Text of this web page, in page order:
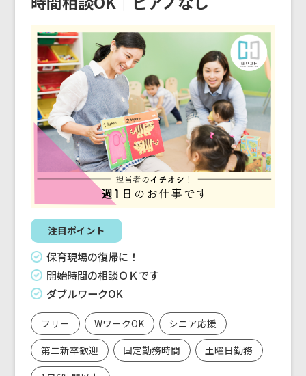
注目ポイント
保育現場の復帰に！
開始時間の相談ＯＫです
ダブルワークOK
フリー WワークOK
シニア応援
第二新卒歓迎
固定勤務時間
土曜日勤務